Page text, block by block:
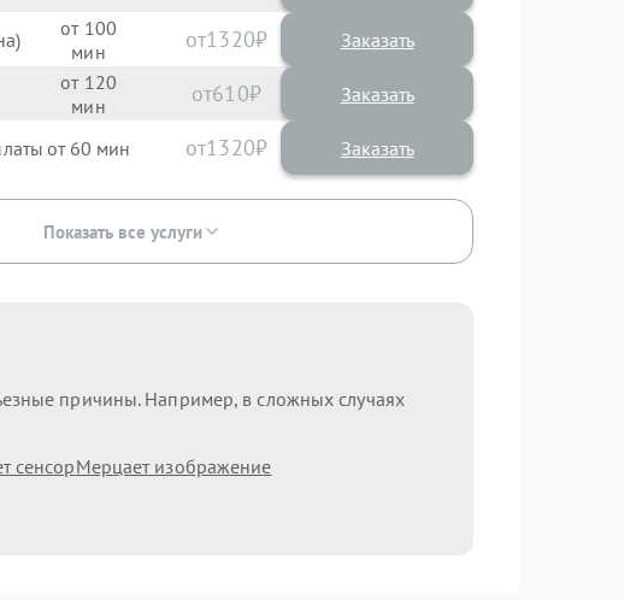
100 1320
120 610
60 1320
Показать все услуги
причины. Например, в сложных случаях
сенсорМерцает изображение